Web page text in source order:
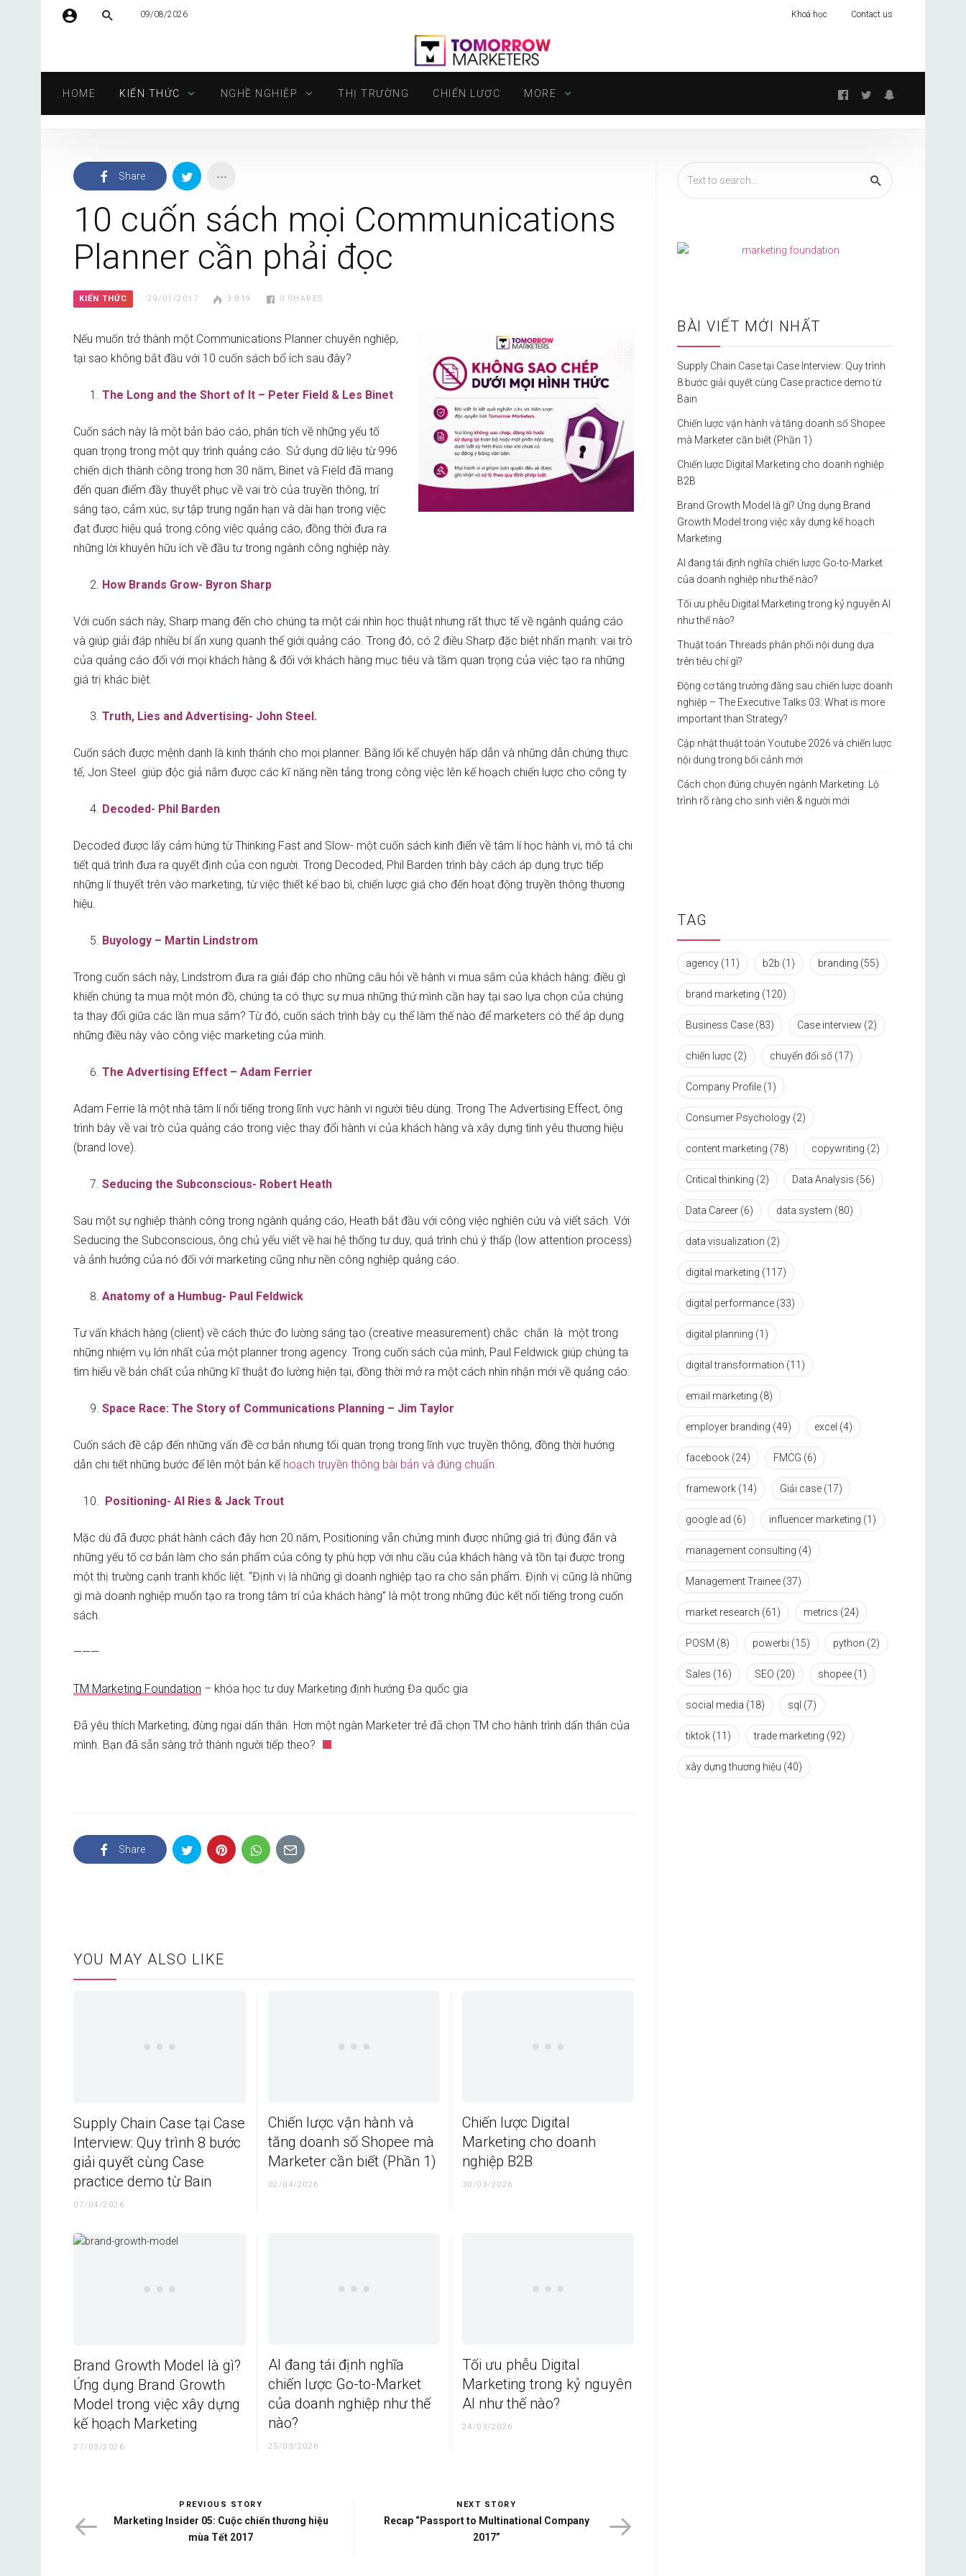
Mật khẩu
Tự động đăng nhập
09/08/2026 Khoá học Contact us
HOME KIẾN THỨC NGHỀ NGHIỆP THỊ TRƯỜNG CHIẾN LƯỢC MORE Follow
Share
10 cuốn sách mọi Communications
Planner cần phải đọc
KIẾN THỨC 29/01/2017 3.819 0 SHARES
Nếu muốn trở thành một Communications Planner chuyên nghiệp,
tại sao không bắt đầu với 10 cuốn sách bổ ích sau đây?
The Long and the Short of It – Peter Field & Les Binet
Cuốn sách này là một bản báo cáo, phân tích về những yếu tố
quan trọng trong một quy trình quảng cáo. Sử dụng dữ liệu từ 996
chiến dịch thành công trong hơn 30 năm, Binet và Field đã mang
đến quan điểm đầy thuyết phục về vai trò của truyền thông, trí
sáng tạo, cảm xúc, sự tập trung ngắn hạn và dài hạn trong việc
đạt được hiệu quả trong công việc quảng cáo, đồng thời đưa ra
những lời khuyên hữu ích về đầu tư trong ngành công nghiệp này.
How Brands Grow- Byron Sharp
Với cuốn sách này, Sharp mang đến cho chúng ta một cái nhìn học thuật nhưng rất thực tế về ngành quảng cáo
và giúp giải đáp nhiều bí ẩn xung quanh thế giới quảng cáo. Trong đó, có 2 điều Sharp đặc biệt nhấn mạnh: vai trò
của quảng cáo đối với mọi khách hàng & đối với khách hàng mục tiêu và tầm quan trọng của việc tạo ra những
giá trị khác biệt.
Truth, Lies and Advertising- John Steel.
Cuốn sách được mệnh danh là kinh thánh cho mọi planner. Bằng lối kể chuyện hấp dẫn và những dẫn chứng thực
tế, Jon Steel giúp độc giả nắm được các kĩ năng nền tảng trong công việc lên kế hoạch chiến lược cho công ty
Decoded- Phil Barden
Decoded được lấy cảm hứng từ Thinking Fast and Slow- một cuốn sách kinh điển về tâm lí học hành vi, mô tả chi
tiết quá trình đưa ra quyết định của con người. Trong Decoded, Phil Barden trình bày cách áp dụng trực tiếp
những lí thuyết trên vào marketing, từ việc thiết kế bao bì, chiến lược giá cho đến hoạt động truyền thông thương
hiệu.
Buyology – Martin Lindstrom
Trong cuốn sách này, Lindstrom đưa ra giải đáp cho những câu hỏi về hành vi mua sắm của khách hàng: điều gì
khiến chúng ta mua một món đồ, chúng ta có thực sự mua những thứ mình cần hay tại sao lựa chọn của chúng
ta thay đổi giữa các lần mua sắm? Từ đó, cuốn sách trình bày cụ thể làm thế nào để marketers có thể áp dụng
những điều này vào công việc marketing của mình.
The Advertising Effect – Adam Ferrier
Adam Ferrie là một nhà tâm lí nổi tiếng trong lĩnh vực hành vi người tiêu dùng. Trong The Advertising Effect, ông
trình bày về vai trò của quảng cáo trong việc thay đổi hành vi của khách hàng và xây dựng tình yêu thương hiệu
(brand love).
Seducing the Subconscious- Robert Heath
Sau một sự nghiệp thành công trong ngành quảng cáo, Heath bắt đầu với công việc nghiên cứu và viết sách. Với
Seducing the Subconscious, ông chủ yếu viết về hai hệ thống tư duy, quá trình chú ý thấp (low attention process)
và ảnh hưởng của nó đối với marketing cũng như nền công nghiệp quảng cáo.
Anatomy of a Humbug- Paul Feldwick
Tư vấn khách hàng (client) về cách thức đo lường sáng tạo (creative measurement) chắc chắn là một trong
những nhiệm vụ lớn nhất của một planner trong agency. Trong cuốn sách của mình, Paul Feldwick giúp chúng ta
tìm hiểu về bản chất của những kĩ thuật đo lường hiện tại, đồng thời mở ra một cách nhìn nhận mới về quảng cáo.
Space Race: The Story of Communications Planning – Jim Taylor
Cuốn sách đề cập đến những vấn đề cơ bản nhưng tối quan trọng trong lĩnh vực truyền thông, đồng thời hướng
dẫn chi tiết những bước để lên một bản kế hoạch truyền thông bài bản và đúng chuẩn.
Positioning- Al Ries & Jack Trout
Mặc dù đã được phát hành cách đây hơn 20 năm, Positioning vẫn chứng minh được những giá trị đúng đắn và
những yếu tố cơ bản làm cho sản phẩm của công ty phù hợp với nhu cầu của khách hàng và tồn tại được trong
một thị trường cạnh tranh khốc liệt. “Định vị là những gì doanh nghiệp tạo ra cho sản phẩm. Định vị cũng là những
gì mà doanh nghiệp muốn tạo ra trong tâm trí của khách hàng” là một trong những đúc kết nổi tiếng trong cuốn
sách.
———
TM Marketing Foundation – khóa học tư duy Marketing định hướng Đa quốc gia
Đã yêu thích Marketing, đừng ngại dấn thân. Hơn một ngàn Marketer trẻ đã chọn TM cho hành trình dấn thân của
mình. Bạn đã sẵn sàng trở thành người tiếp theo?
Share
YOU MAY ALSO LIKE
Supply Chain Case tại Case
Interview: Quy trình 8 bước
giải quyết cùng Case
practice demo từ Bain
07/04/2026
Chiến lược vận hành và
tăng doanh số Shopee mà
Marketer cần biết (Phần 1)
02/04/2026
Chiến lược Digital
Marketing cho doanh
nghiệp B2B
30/03/2026
Brand Growth Model là gì?
Ứng dụng Brand Growth
Model trong việc xây dựng
kế hoạch Marketing
27/03/2026
AI đang tái định nghĩa
chiến lược Go-to-Market
của doanh nghiệp như thế
nào?
25/03/2026
Tối ưu phễu Digital
Marketing trong kỷ nguyên
AI như thế nào?
24/03/2026
PREVIOUS STORY
Marketing Insider 05: Cuộc chiến thương hiệu
mùa Tết 2017
NEXT STORY
Recap “Passport to Multinational Company
2017”
BÀI VIẾT MỚI NHẤT
Supply Chain Case tại Case Interview: Quy trình
8 bước giải quyết cùng Case practice demo từ
Bain
Chiến lược vận hành và tăng doanh số Shopee
mà Marketer cần biết (Phần 1)
Chiến lược Digital Marketing cho doanh nghiệp
B2B
Brand Growth Model là gì? Ứng dụng Brand
Growth Model trong việc xây dựng kế hoạch
Marketing
AI đang tái định nghĩa chiến lược Go-to-Market
của doanh nghiệp như thế nào?
Tối ưu phễu Digital Marketing trong kỷ nguyên AI
như thế nào?
Thuật toán Threads phân phối nội dung dựa
trên tiêu chí gì?
Động cơ tăng trưởng đằng sau chiến lược doanh
nghiệp – The Executive Talks 03: What is more
important than Strategy?
Cập nhật thuật toán Youtube 2026 và chiến lược
nội dung trong bối cảnh mới
Cách chọn đúng chuyên ngành Marketing: Lộ
trình rõ ràng cho sinh viên & người mới
TAG
agency (11) b2b (1) branding (55)
brand marketing (120)
Business Case (83) Case interview (2)
chiến lược (2) chuyển đổi số (17)
Company Profile (1)
Consumer Psychology (2)
content marketing (78) copywriting (2)
Critical thinking (2) Data Analysis (56)
Data Career (6) data system (80)
data visualization (2)
digital marketing (117)
digital performance (33)
digital planning (1)
digital transformation (11)
email marketing (8)
employer branding (49) excel (4)
facebook (24) FMCG (6)
framework (14) Giải case (17)
google ad (6) influencer marketing (1)
management consulting (4)
Management Trainee (37)
market research (61) metrics (24)
POSM (8) powerbi (15) python (2)
Sales (16) SEO (20) shopee (1)
social media (18) sql (7)
tiktok (11) trade marketing (92)
xây dựng thương hiệu (40)